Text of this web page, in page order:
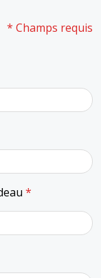
* Champs requis
*